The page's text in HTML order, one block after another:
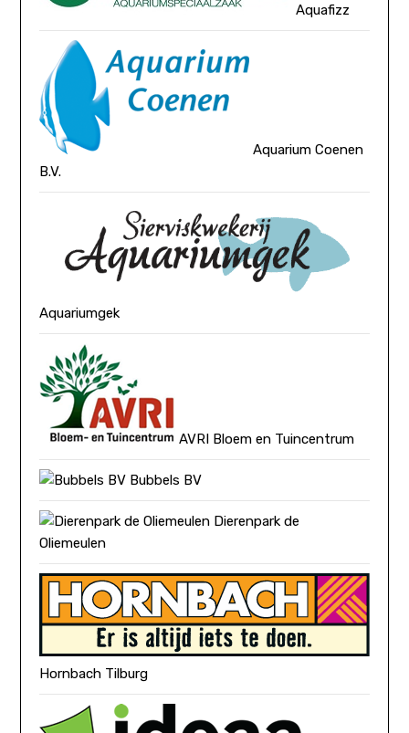
Aquafizz
Aquarium Coenen
B.V.
Aquariumgek
AVRI Bloem en Tuincentrum
Bubbels BV
Dierenpark de
Oliemeulen
Hornbach Tilburg